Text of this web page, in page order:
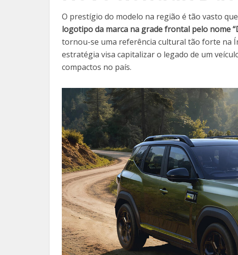
O prestígio do modelo na região é tão vasto
logotipo da marca na grade frontal pelo nome
tornou-se uma referência cultural tão forte na
estratégia visa capitalizar o legado de um
compactos no país.